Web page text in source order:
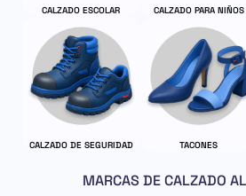
CALZADO ESCOLAR CALZADO PARA NIÑOS
CALZADO DE SEGURIDAD TACONES
MARCAS DE CALZADO